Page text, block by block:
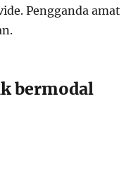
Pengganda amat
bermodal